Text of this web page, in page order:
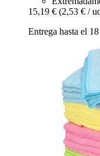
15,19 € (2,53 € /
Entrega hasta el